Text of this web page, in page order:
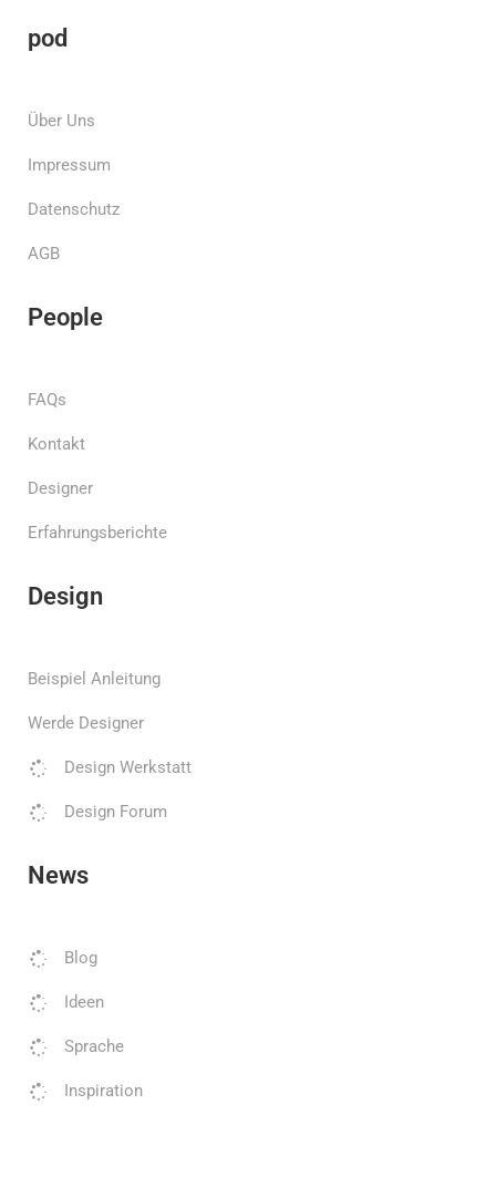
pod
Über Uns
Impressum
Datenschutz
AGB
People
FAQs
Kontakt
Designer
Erfahrungsberichte
Design
Beispiel Anleitung
Werde Designer
Design Werkstatt
Design Forum
News
Blog
Ideen
Sprache
Inspiration